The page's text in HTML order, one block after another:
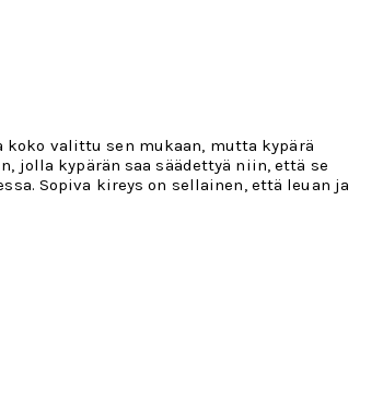
valittu sen mukaan, mutta kypärä
jolla kypärän saa säädettyä niin, että se
Sopiva kireys on sellainen, että leuan ja